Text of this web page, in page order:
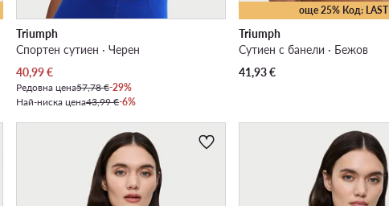
Triumph
Спортен сутиен · Черен
Актуална цена
40,99€
Редовна цена57,78 €-29%
Най-ниска цена43,99 €-6%
още 25% Код: LAST
Triumph
Сутиен с банели · Бежов
41,93€